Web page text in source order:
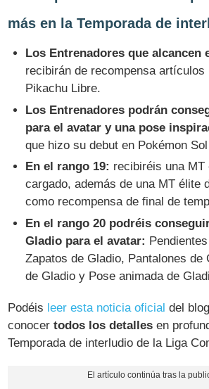
más en la Temporada de
Los Entrenadores que alcancen
recibirán de recompensa artículos
Pikachu Libre.
Los Entrenadores podrán
para el avatar y una pose
que hizo su debut en Pokémon
En el rango 19: recibiréis una MT
cargado, además de una MT élite
como recompensa de final de
En el rango 20 podréis
Gladio para el avatar:
Zapatos de Gladio, Pantalones de
de Gladio y Pose animada de
Podéis leer esta noticia oficial del
conocertodos los detalles en
Temporada de interludio de la Liga